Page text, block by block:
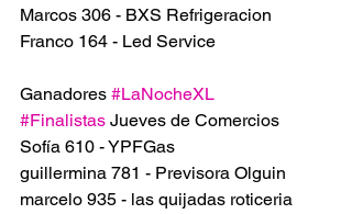
Marcos 306 - BXS Refrigeracion
Franco 164 - Led Service
Ganadores #LaNocheXL
#Finalistas Jueves de Comercios
Sofía 610 - YPFGas
guillermina 781 - Previsora Olguin
marcelo 935 - las quijadas roticeria